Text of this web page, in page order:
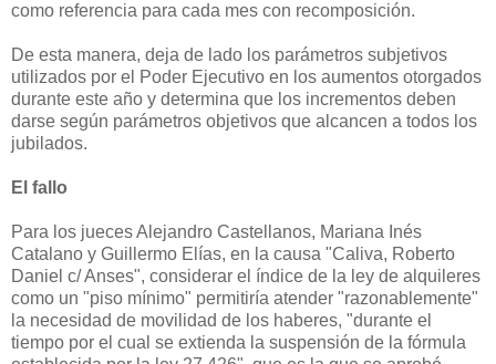
como referencia para cada mes con recomposición.
De esta manera, deja de lado los parámetros subjetivos
utilizados por el Poder Ejecutivo en los aumentos otorgados
durante este año y determina que los incrementos deben
darse según parámetros objetivos que alcancen a todos los
jubilados.
El fallo
Para los jueces Alejandro Castellanos, Mariana Inés
Catalano y Guillermo Elías, en la causa "Caliva, Roberto
Daniel c/ Anses", considerar el índice de la ley de alquileres
como un "piso mínimo" permitiría atender "razonablemente"
la necesidad de movilidad de los haberes, "durante el
tiempo por el cual se extienda la suspensión de la fórmula